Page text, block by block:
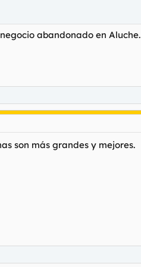
abandonado en Aluche.
son más grandes y mejores.